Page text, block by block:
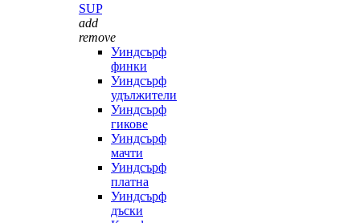
SUP
add
remove
Уиндсърф
финки
Уиндсърф
удължители
Уиндсърф
гикове
Уиндсърф
мачти
Уиндсърф
платна
Уиндсърф
дъски